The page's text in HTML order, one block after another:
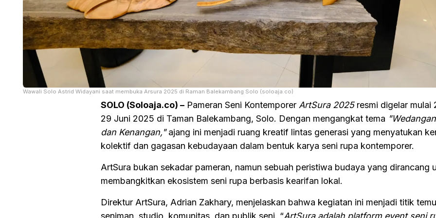
Wawali Solo Astrid Widayani saat membuka Arsura 2025 di Raman Balekambang Solo (soloaja.co)
SOLO (Soloaja.co) –Pameran Seni Kontemporer ArtSura 2025resmi digelar mulai
29 Juni 2025 di Taman Balekambang, Solo. Dengan mengangkat tema
dan Kenangan,"ajang ini menjadi ruang kreatif lintas generasi yang menyatukan
kolektif dan gagasan kebudayaan dalam bentuk karya seni rupa kontemporer.
ArtSura bukan sekadar pameran, namun sebuah peristiwa budaya yang dirancang
membangkitkan ekosistem seni rupa berbasis kearifan lokal.
Direktur ArtSura, Adrian Zakhary, menjelaskan bahwa kegiatan ini menjadi titik
seniman, studio, komunitas, dan publik seni. “ArtSura adalah platform event seni